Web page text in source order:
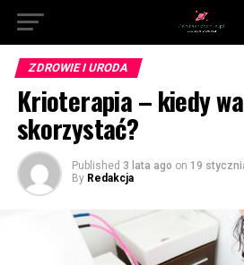
ZDROWIE I URODA
Krioterapia – kiedy
skorzystać?
Published 3 lata ago on 19
By Redakcja